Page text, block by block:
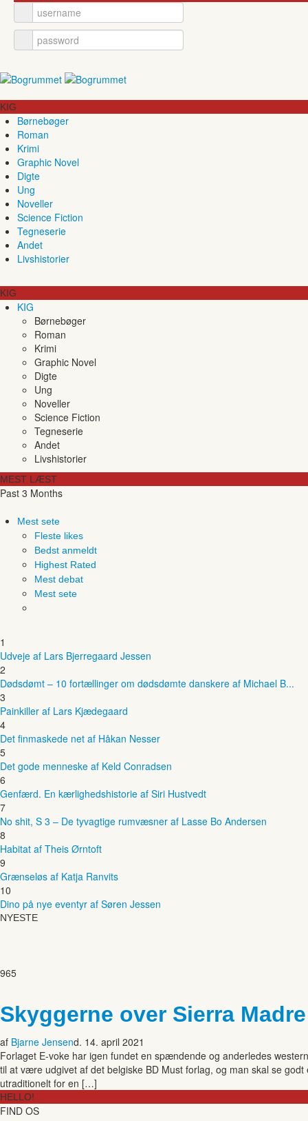
KIG
Børnebøger
Roman
Krimi
Graphic Novel
Digte
Ung
Noveller
Science Fiction
Tegneserie
Andet
Livshistorier
KIG
KIG
Børnebøger
Roman
Krimi
Graphic Novel
Digte
Ung
Noveller
Science Fiction
Tegneserie
Andet
Livshistorier
MEST LÆST
Past 3 Months
Mest sete
Fleste likes
Bedst anmeldt
Highest Rated
Mest debat
Mest sete
1
Udveje af Lars Bjerregaard Jessen
2
Dødsdømt – 10 fortællinger om dødsdømte danskere af Michael B...
3
Painkiller af Lars Kjædegaard
4
Det finmaskede net af Håkan Nesser
5
Det gode menneske af Keld Conradsen
6
Genfærd. En kærlighedshistorie af Siri Hustvedt
7
No shit, S 3 – De tyvagtige rumvæsner af Lasse Bo Andersen
8
Habitat af Theis Ørntoft
9
Grænseløs af Katja Ranvits
10
Dino på nye eventyr af Søren Jessen
NYESTE
965
Skyggerne over Sierra
af Bjarne Jensend. 14. april 2021
Forlaget E-voke har igen fundet en spændende og anderledes
til at være udgivet af det belgiske BD Must forlag, og man skal se
utraditionelt for en […]
HELLO!
FIND OS